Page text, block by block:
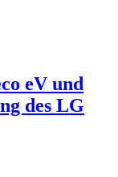
eV und
des LG